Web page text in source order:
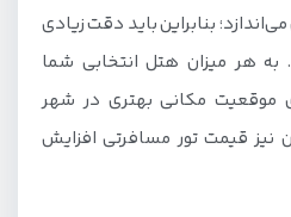
بنابراین باید دقت زیادی
به هر میزان هتل انتخابی شما
موقعیت مکانی بهتری در شهر
نیز قیمت تور مسافرتی افزایش